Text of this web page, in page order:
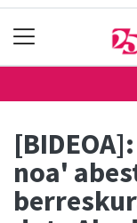
noa'